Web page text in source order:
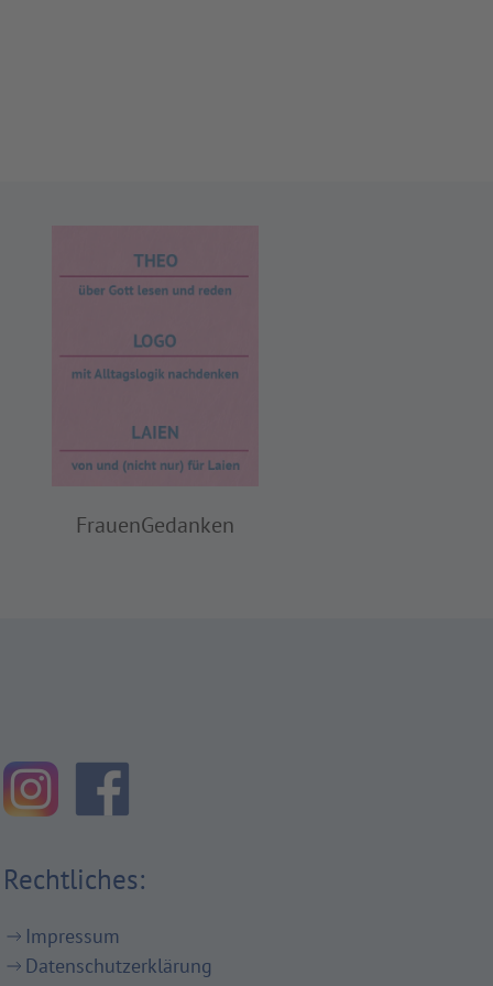
FrauenGedanken
Rechtliches:
Impressum
Datenschutzerklärung